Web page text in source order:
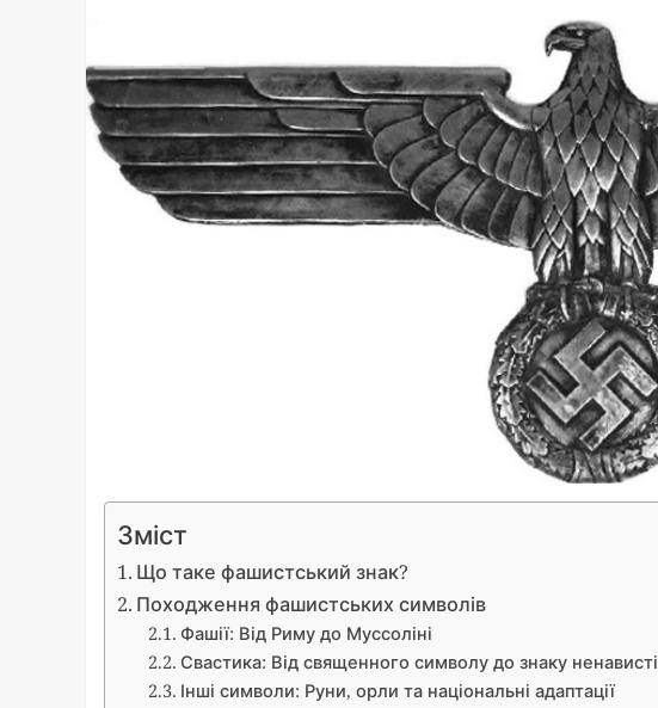
Зміст
Що таке фашистський знак?
Походження фашистських символів
Фашії: Від Риму до Муссоліні
Свастика: Від священного символу до знаку ненависті
Інші символи: Руни, орли та національні адаптації